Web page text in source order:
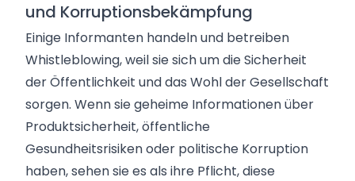
und Korruptionsbekämpfung
Einige Informanten handeln und betreiben
Whistleblowing, weil sie sich um die Sicherheit
der Öffentlichkeit und das Wohl der Gesellschaft
sorgen. Wenn sie geheime Informationen über
Produktsicherheit, öffentliche
Gesundheitsrisiken oder politische Korruption
haben, sehen sie es als ihre Pflicht, diese